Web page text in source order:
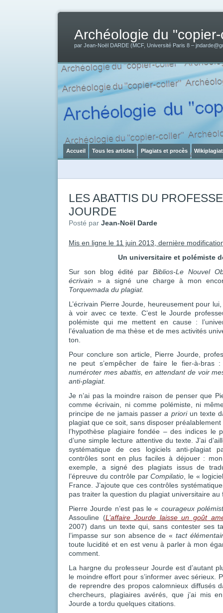
Archéologie du
par Jean-Noël DARDE (MCF, Université Paris 8 –
Accueil Tous les articles Plagiats et procès Wikiplagiat
LES ABATTIS DU
JOURDE
Posté par Jean-Noël Darde
Mis en ligne le 11 juin 2013, dernière
Un universitaire et polémiste
Sur son blog édité par Biblios-Le Nouvel
écrivain » a signé une charge à mon
Torquemada du plagiat.
L’écrivain Pierre Jourde, heureusement pour
à voir avec ce texte. C’est le Jourde
polémiste qui me mettent en cause :
l’évaluation de ma thèse et de mes activités
ton.
Pour conclure son article, Pierre Jourde,
ne peut s’empêcher de faire le fier-à-bras :
numéroter mes abattis, en attendant de voir
anti-plagiat.
Je n’ai pas la moindre raison de penser que
comme écrivain, ni comme polémiste, ni
principe de ne jamais passera prioriun texte
plagiat que ce soit, sans disposer
l’hypothèse plagiaire fondée – des indices le
d’une simple lecture attentive du texte. J’ai
systématique de ces logiciels anti-plagiat
contrôles sont en plus faciles à déjouer :
exemple, a signé des plagiats issus de
l’épreuve du contrôle parCompilatio , le «
France. J’ajoute que ces contrôles
pas traiter la question du plagiat universitaire au
Pierre Jourde n’est pas le « courageux
Assouline (L’affaire Jourde laisse un goût
2007) dans un texte qui, sans contester ses
l’impasse sur son absence de «tact
toute lucidité et en est venu à parler à mon
comment.
La hargne du professeur Jourde est d’autant
le moindre effort pour s’informer avec sérieux.
de reprendre des propos calomnieux diffusés
chercheurs, plagiaires avérés, que j’ai mis
Jourde a tordu quelques citations.